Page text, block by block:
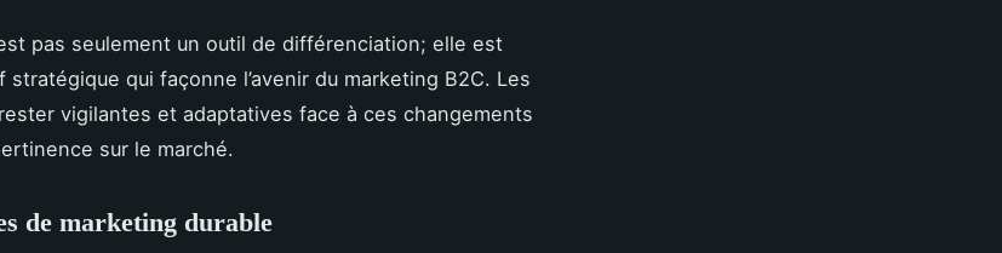
pas seulement un outil de différenciation; elle est
qui façonne l’avenir du marketing B2C. Les
vigilantes et adaptatives face à ces changements
sur le marché.
de marketing durable